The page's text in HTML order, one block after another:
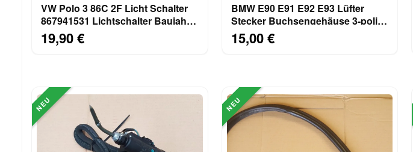
VW Polo 3 86C 2F Licht Schalter
867941531 Lichtschalter Baujahr
1990-1994
19,90 €
BMW E90 E91 E92 E93 Lüfter
Stecker Buchsengehäuse 3-polig
Drucklüfter 8380376
15,00 €
NEU NEU